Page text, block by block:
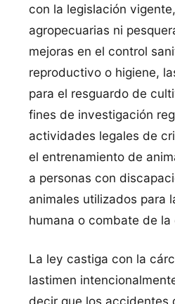
con la legislación
agropecuarias ni
mejoras en el control
reproductivo o higiene,
para el resguardo de
fines de investigación
actividades legales de
el entrenamiento de
a personas con
animales utilizados para
humana o combate de
La ley castiga con la
lastimen
decir que los accidentes